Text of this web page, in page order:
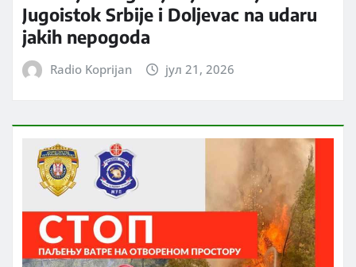
Jugoistok Srbije i Doljevac na udaru
jakih nepogoda
Radio Koprijan јул 21, 2026